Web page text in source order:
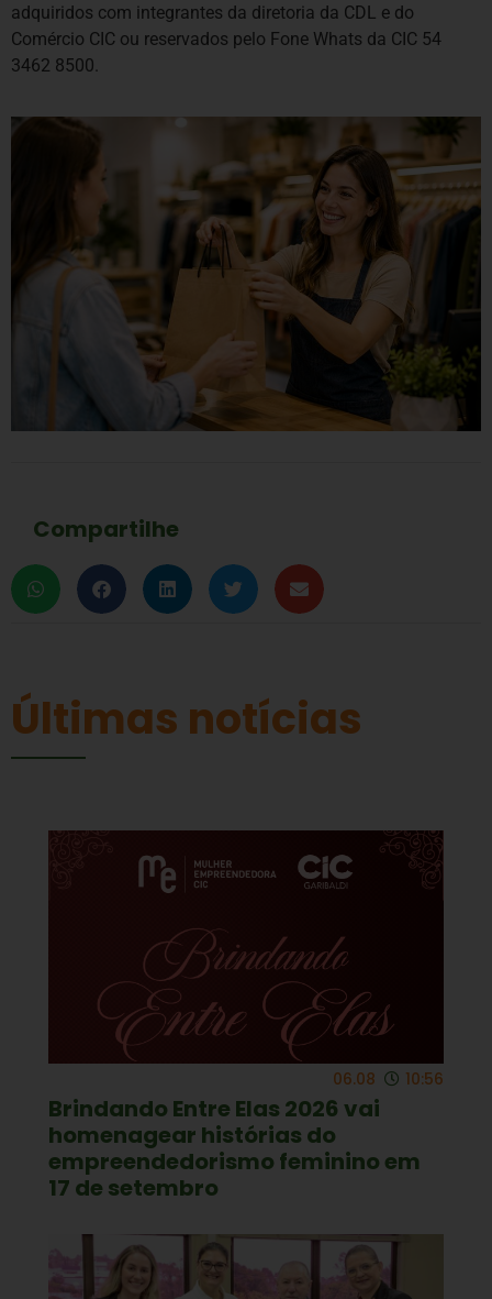
adquiridos com integrantes da diretoria da CDL e do
Comércio CIC ou reservados pelo Fone Whats da CIC 54
3462 8500.
Compartilhe
Últimas notícias
06.08 10:56
Brindando Entre Elas 2026 vai
homenagear histórias do
empreendedorismo feminino em
17 de setembro